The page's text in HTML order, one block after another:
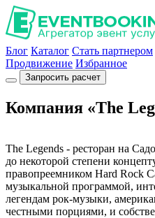
Блог Каталог Стать партнером
Продвижение Избранное
Запросить расчет
Компания «The
The Legends - ресторан на
до некоторой степени
правопреемником Hard Rock
музыкальной программой,
легендам рок-музыки,
честными порциями, и